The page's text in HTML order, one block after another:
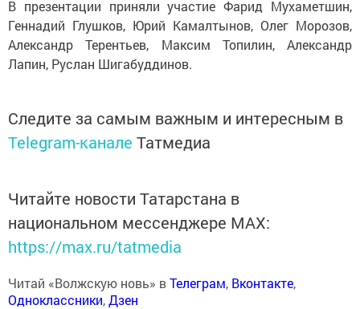
В презентации приняли участие Фарид Мухаметшин,
Геннадий Глушков, Юрий Камалтынов, Олег Морозов,
Александр Терентьев, Максим Топилин, Александр
Лапин, Руслан Шигабуддинов.
Следите за самым важным и интересным в
Telegram-канале Татмедиа
Читайте новости Татарстана в
национальном мессенджере MАХ:
https://max.ru/tatmedia
Читай «Волжскую новь» вТелеграм, Вконтакте,
Одноклассники,Дзен